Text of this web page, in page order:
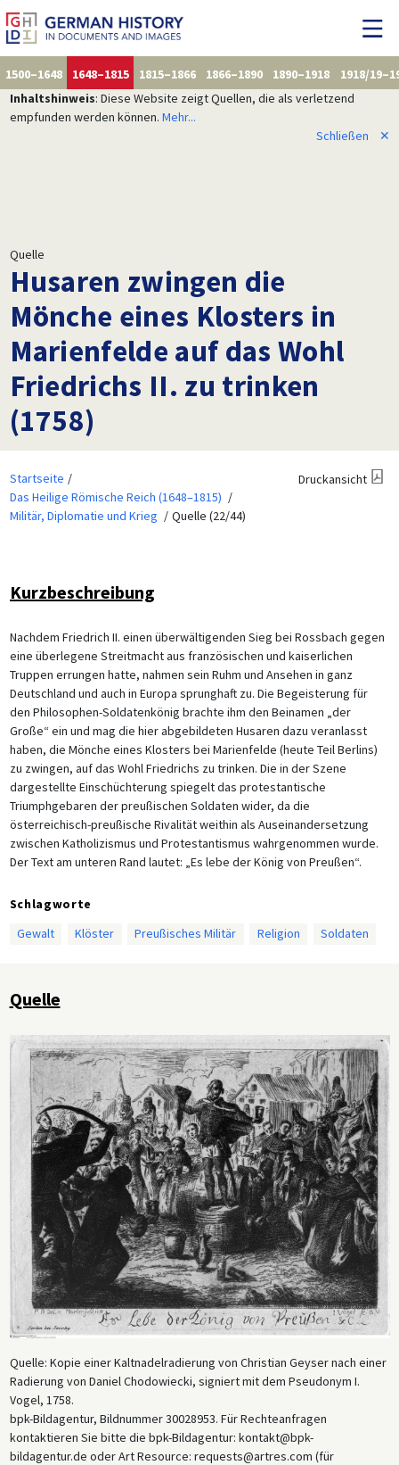
1500–1648 1648–1815 1815–1866 1866–1890 1890–1918
1918/
Inhaltshinweis: Diese Website zeigt Quellen, die als verletzend
empfunden werden können. Mehr...
Schließen
✕
Quelle
Husaren zwingen die
Mönche eines Klosters in
Marienfelde auf das Wohl
Friedrichs II. zu trinken
(1758)
Startseite
Das Heilige Römische Reich (1648–1815)
Militär, Diplomatie und Krieg
Quelle (22/44)
Druckansicht
Kurzbeschreibung
Nachdem Friedrich II. einen überwältigenden Sieg bei Rossbach gegen
eine überlegene Streitmacht aus französischen und kaiserlichen
Truppen errungen hatte, nahmen sein Ruhm und Ansehen in ganz
Deutschland und auch in Europa sprunghaft zu. Die Begeisterung für
den Philosophen-Soldatenkönig brachte ihm den Beinamen „der
Große“ ein und mag die hier abgebildeten Husaren dazu veranlasst
haben, die Mönche eines Klosters bei Marienfelde (heute Teil Berlins)
zu zwingen, auf das Wohl Friedrichs zu trinken. Die in der Szene
dargestellte Einschüchterung spiegelt das protestantische
Triumphgebaren der preußischen Soldaten wider, da die
österreichisch-preußische Rivalität weithin als Auseinandersetzung
zwischen Katholizismus und Protestantismus wahrgenommen wurde.
Der Text am unteren Rand lautet: „Es lebe der König von Preußen“.
Schlagworte
Gewalt
Klöster Preußisches Militär Religion Soldaten
Quelle
Quelle: Kopie einer Kaltnadelradierung von Christian Geyser nach einer
Radierung von Daniel Chodowiecki, signiert mit dem Pseudonym I.
Vogel, 1758.
bpk-Bildagentur, Bildnummer 30028953. Für Rechteanfragen
kontaktieren Sie bitte die bpk-Bildagentur: kontakt@bpk-
bildagentur.de oder Art Resource: requests@artres.com (für